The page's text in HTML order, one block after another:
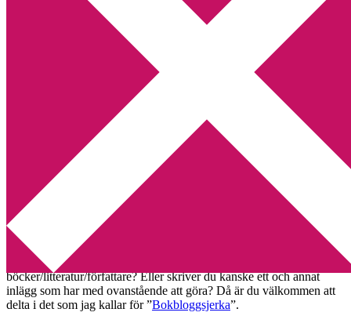
Webbshop Amazon
Utskriftscentralen
Min tv-blogg
You are here:Home Bokbloggsjerka Bokbloggsjerka 19 – 22 maj
Bokbloggsjerka 19 – 22 maj
2017-05-19 Annika
Har du ett genuint intresse för böcker? Bloggar du om
böcker/litteratur/författare? Eller skriver du kanske ett och annat
inlägg som har med ovanstående att göra? Då är du välkommen att
delta i det som jag kallar för ”Bokbloggsjerka”.